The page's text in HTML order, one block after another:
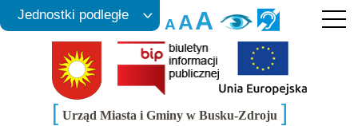
AAA
Jednostki podległe
[ Urząd Miasta i Gminy w Busku-Zdroju ]